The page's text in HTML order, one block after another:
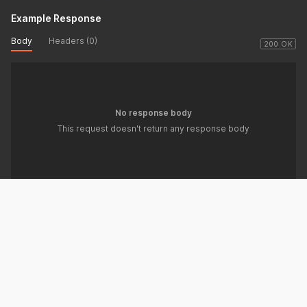
200 OK
Example Response
Body Headers (0)
No response body
This request doesn't return any response body